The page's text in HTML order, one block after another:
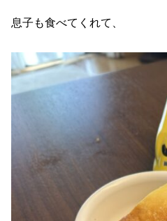
息子も食べてくれて、